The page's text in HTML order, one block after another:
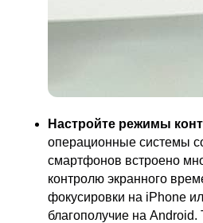
Настройте режимы
операционные системы
смартфонов встроено
контролю экранного
фокусировки на iPhone
благополучие на Android.
Технологии Velter
Приложения
Тестирования